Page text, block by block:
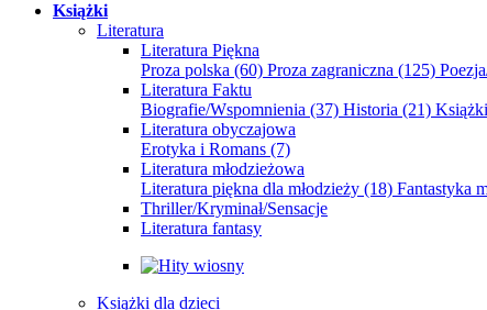
Książki
Literatura
Literatura Piękna
Proza polska (60) Proza zagraniczna (125)
Literatura Faktu
Biografie/Wspomnienia (37) Historia (21)
Literatura obyczajowa
Erotyka i Romans (7)
Literatura młodzieżowa
Literatura piękna dla młodzieży (18) Fantastyka
Thriller/Kryminał/Sensacje
Literatura fantasy
Książki dla dzieci